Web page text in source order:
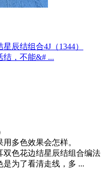
辰结组合4J（1344）
结，不能&# ...
用多色效果会怎样。
双色花边结星辰结组合编法
是为了看清走线，多 ...